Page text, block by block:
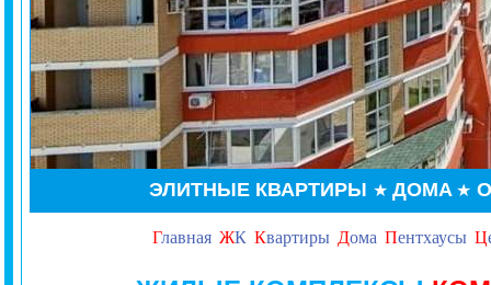
ЭЛИТНЫЕ КВАРТИРЫ ★ДОМА ★
Главная ЖК Квартиры Дома Пентхаусы Ц